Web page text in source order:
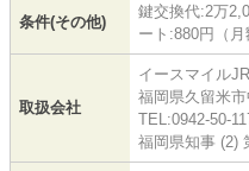
条件(その他)
鍵交換代:2万
ート:880円（月
取扱会社
イースマイル
福岡県久留米
TEL:0942-50-
福岡県知事 (2)